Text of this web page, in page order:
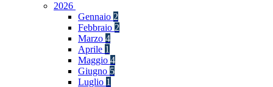
2026
Gennaio 2
Febbraio 2
Marzo 4
Aprile 1
Maggio 4
Giugno 5
Luglio 1